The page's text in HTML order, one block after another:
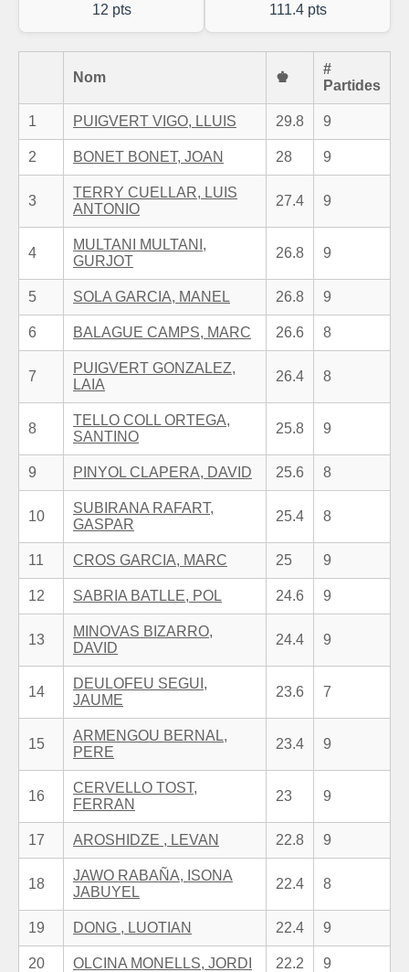
12 pts 111.4 pts
Nom ♚
#
Partides
1 PUIGVERT VIGO, LLUIS 29.8 9
2 BONET BONET, JOAN 28 9
3
TERRY CUELLAR, LUIS
ANTONIO
27.4 9
4
MULTANI MULTANI,
GURJOT
26.8 9
5 SOLA GARCIA, MANEL 26.8 9
6 BALAGUE CAMPS, MARC 26.6 8
7
PUIGVERT GONZALEZ,
LAIA
26.4 8
8
TELLO COLL ORTEGA,
SANTINO
25.8 9
9 PINYOL CLAPERA, DAVID 25.6 8
10
SUBIRANA RAFART,
GASPAR
25.4 8
11 CROS GARCIA, MARC 25 9
12 SABRIA BATLLE, POL 24.6 9
13
MINOVAS BIZARRO,
DAVID
24.4 9
14
DEULOFEU SEGUI,
JAUME
23.6 7
15
ARMENGOU BERNAL,
PERE
23.4 9
16
CERVELLO TOST,
FERRAN
23 9
17 AROSHIDZE , LEVAN 22.8 9
18
JAWO RABAÑA, ISONA
JABUYEL
22.4 8
19 DONG , LUOTIAN 22.4 9
20 OLCINA MONELLS, JORDI 22.2 9